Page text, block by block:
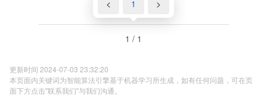
< 1 >
1 / 1
更新时间 2024-07-03 23:32:20
本页面内关键词为智能算法引擎基于机器学习所生成，如有任何问题，可在页
面下方点击"联系我们"与我们沟通。